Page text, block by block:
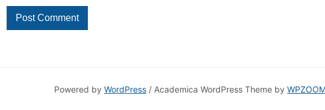
Powered by WordPress / Academica WordPress Theme by